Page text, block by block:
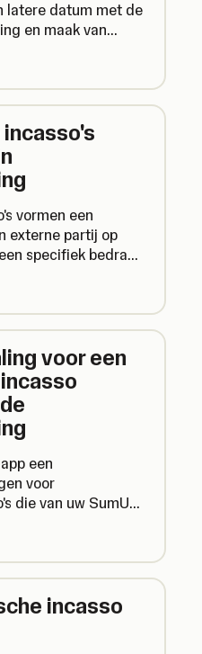
latere datum met de
en maak van
vormen een
externe partij op
specifiek bedrag
incasso kunt
bedrijfsrekening.
voor een
een
voor
die van uw SumUp-
incasso